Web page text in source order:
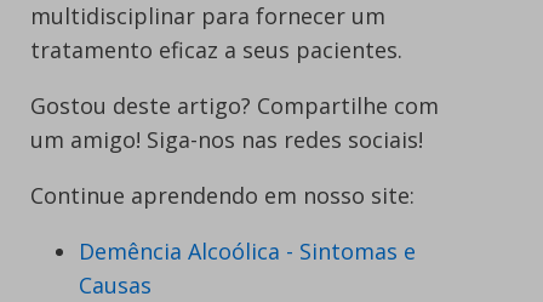
multidisciplinar para fornecer um
tratamento eficaz a seus pacientes.
Gostou deste artigo? Compartilhe com
um amigo! Siga-nos nas redes sociais!
Continue aprendendo em nosso site:
Demência Alcoólica - Sintomas e
Causas